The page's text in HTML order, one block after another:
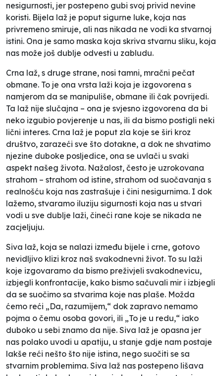
nesigurnosti, jer postepeno gubi svoj privid nevine
koristi. Bijela laž je poput sigurne luke, koja nas
privremeno smiruje, ali nas nikada ne vodi ka stvarnoj
istini. Ona je samo maska koja skriva stvarnu sliku, koja
nas može još dublje odvesti u zabludu.
Crna laž, s druge strane, nosi tamni, mračni pečat
obmane. To je ona vrsta laži koja je izgovorena s
namjerom da se manipuliše, obmane ili čak povrijedi.
Ta laž nije slučajna – ona je svjesno izgovorena da bi
neko izgubio povjerenje u nas, ili da bismo postigli neki
lični interes. Crna laž je poput zla koje se širi kroz
društvo, zarazeći sve što dotakne, a dok ne shvatimo
njezine duboke posljedice, ona se uvlači u svaki
aspekt našeg života. Nažalost, često je uzrokovana
strahom – strahom od istine, strahom od suočavanja s
realnošću koja nas zastrašuje i čini nesigurnima. I dok
lažemo, stvaramo iluziju sigurnosti koja nas u stvari
vodi u sve dublje laži, čineći rane koje se nikada ne
zacjeljuju.
Siva laž, koja se nalazi između bijele i crne, gotovo
nevidljivo klizi kroz naš svakodnevni život. To su laži
koje izgovaramo da bismo preživjeli svakodnevicu,
izbjegli konfrontacije, kako bismo sačuvali mir i izbjegli
da se suočimo sa stvarima koje nas plaše. Možda
ćemo reći „Da, razumijem,“ dok zapravo nemamo
pojma o čemu osoba govori, ili „To je u redu,“ iako
duboko u sebi znamo da nije. Siva laž je opasna jer
nas polako uvodi u apatiju, u stanje gdje nam postaje
lakše reći nešto što nije istina, nego suočiti se sa
stvarnim problemima. Siva laž nas postepeno lišava